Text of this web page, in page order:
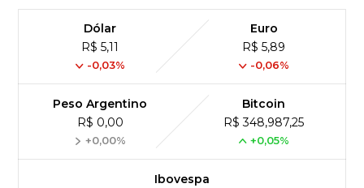
Dólar
R$ 5,11
-0,03%
Euro
R$ 5,89
-0,06%
Peso Argentino
R$ 0,00
+0,00%
Bitcoin
R$ 348,987,25
+0,05%
Ibovespa